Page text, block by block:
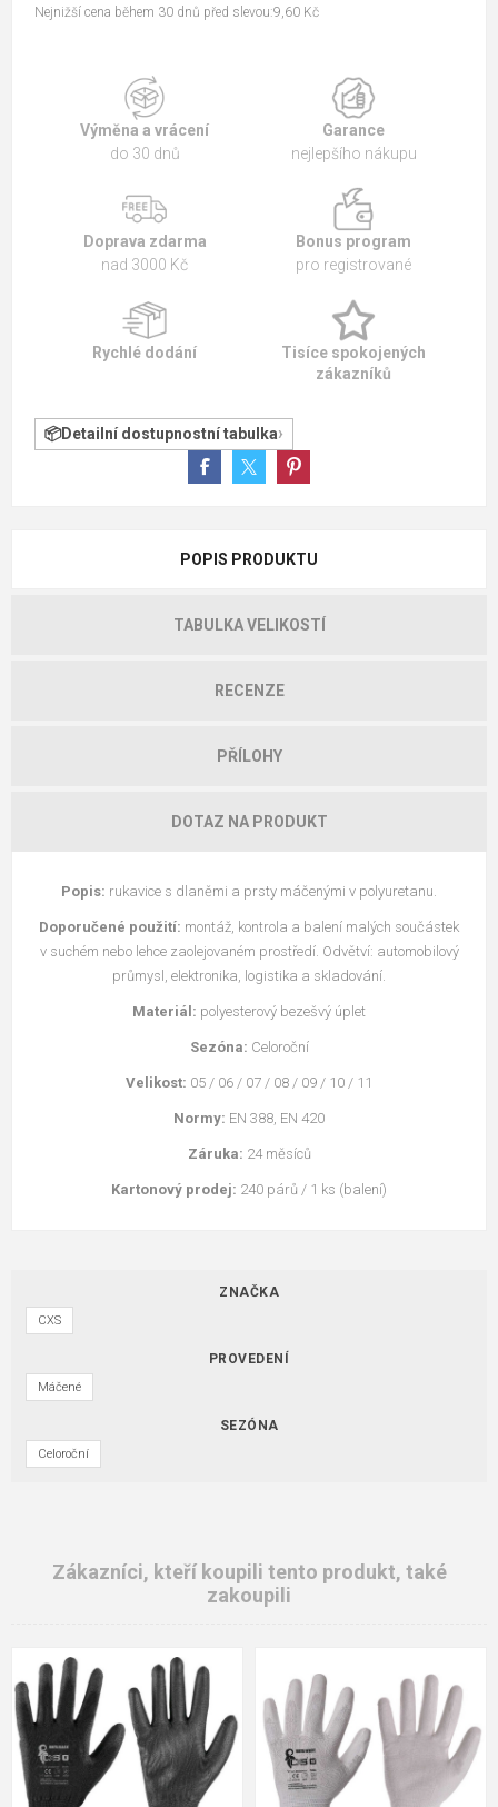
Nejnižší cena během 30 dnů před slevou:9,60 Kč
Výměna a vrácení
do 30 dnů
Garance
nejlepšího nákupu
Doprava zdarma
nad 3000 Kč
Bonus program
pro registrované
Rychlé dodání
Tisíce spokojených
zákazníků
Detailní dostupnostní tabulka
POPIS PRODUKTU
TABULKA VELIKOSTÍ
RECENZE
PŘÍLOHY
DOTAZ NA PRODUKT
Popis: rukavice s dlaněmi a prsty máčenými v polyuretanu.
Doporučené použití: montáž, kontrola a balení malých součástek
v suchém nebo lehce zaolejovaném prostředí. Odvětví: automobilový
průmysl, elektronika, logistika a skladování.
Materiál: polyesterový bezešvý úplet
Sezóna: Celoroční
Velikost: 05 / 06 / 07 / 08 / 09 / 10 / 11
Normy: EN 388, EN 420
Záruka: 24 měsíců
Kartonový prodej: 240 párů / 1 ks (balení)
ZNAČKA
CXS
PROVEDENÍ
Máčené
SEZÓNA
Celoroční
Zákazníci, kteří koupili tento produkt, také
zakoupili